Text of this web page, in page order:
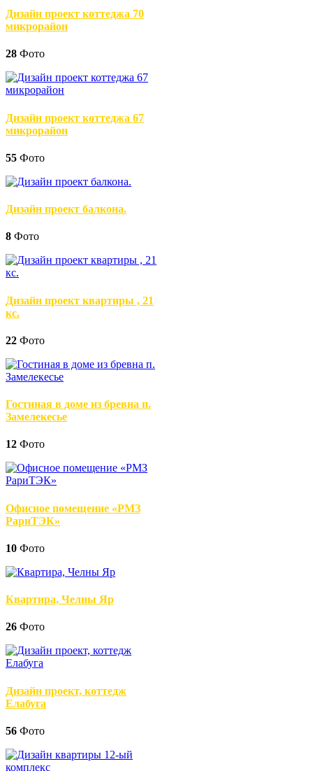
Дизайн проект коттеджа 70
микрорайон
28 Фото
Дизайн проект коттеджа 67
микрорайон
55 Фото
Дизайн проект балкона.
8 Фото
Дизайн проект квартиры , 21
кс.
22 Фото
Гостиная в доме из бревна п.
Замелекесье
12 Фото
Офисное помещение «РМЗ
РариТЭК»
10 Фото
Квартира, Челны Яр
26 Фото
Дизайн проект, коттедж
Елабуга
56 Фото